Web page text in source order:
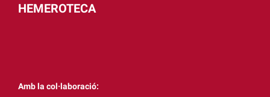
HEMEROTECA
Amb la col·laboració: